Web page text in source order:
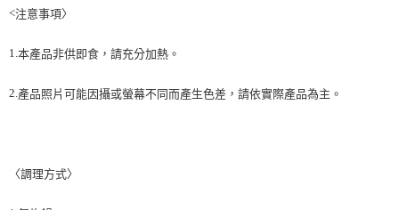
權轉讓予恩沛科技股份有限公司。
２．關於個人資料處理事宜，請瀏覽以下網址：
３．未成年的使用者請事先徵得法定代理人或監護人之同意方可使用
任。
４．使用「AFTEE先享後付」時，將依據個別帳號之用戶狀況，依本公司即
恩沛科技股份有限公司將有權停止該用戶之使用額度並採取法律行動。
<注意事項〉
1.本產品非供即食 ， 請充分加熱。
2.產品照片可能因攝或螢幕不同而產生色差 ， 請依實際產品為主。
〈調理方式〉